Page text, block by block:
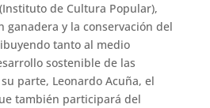
de Cultura Popular),
ganadera y la conservación del
tanto al medio
sostenible de las
parte, Leonardo Acuña, el
también participará del